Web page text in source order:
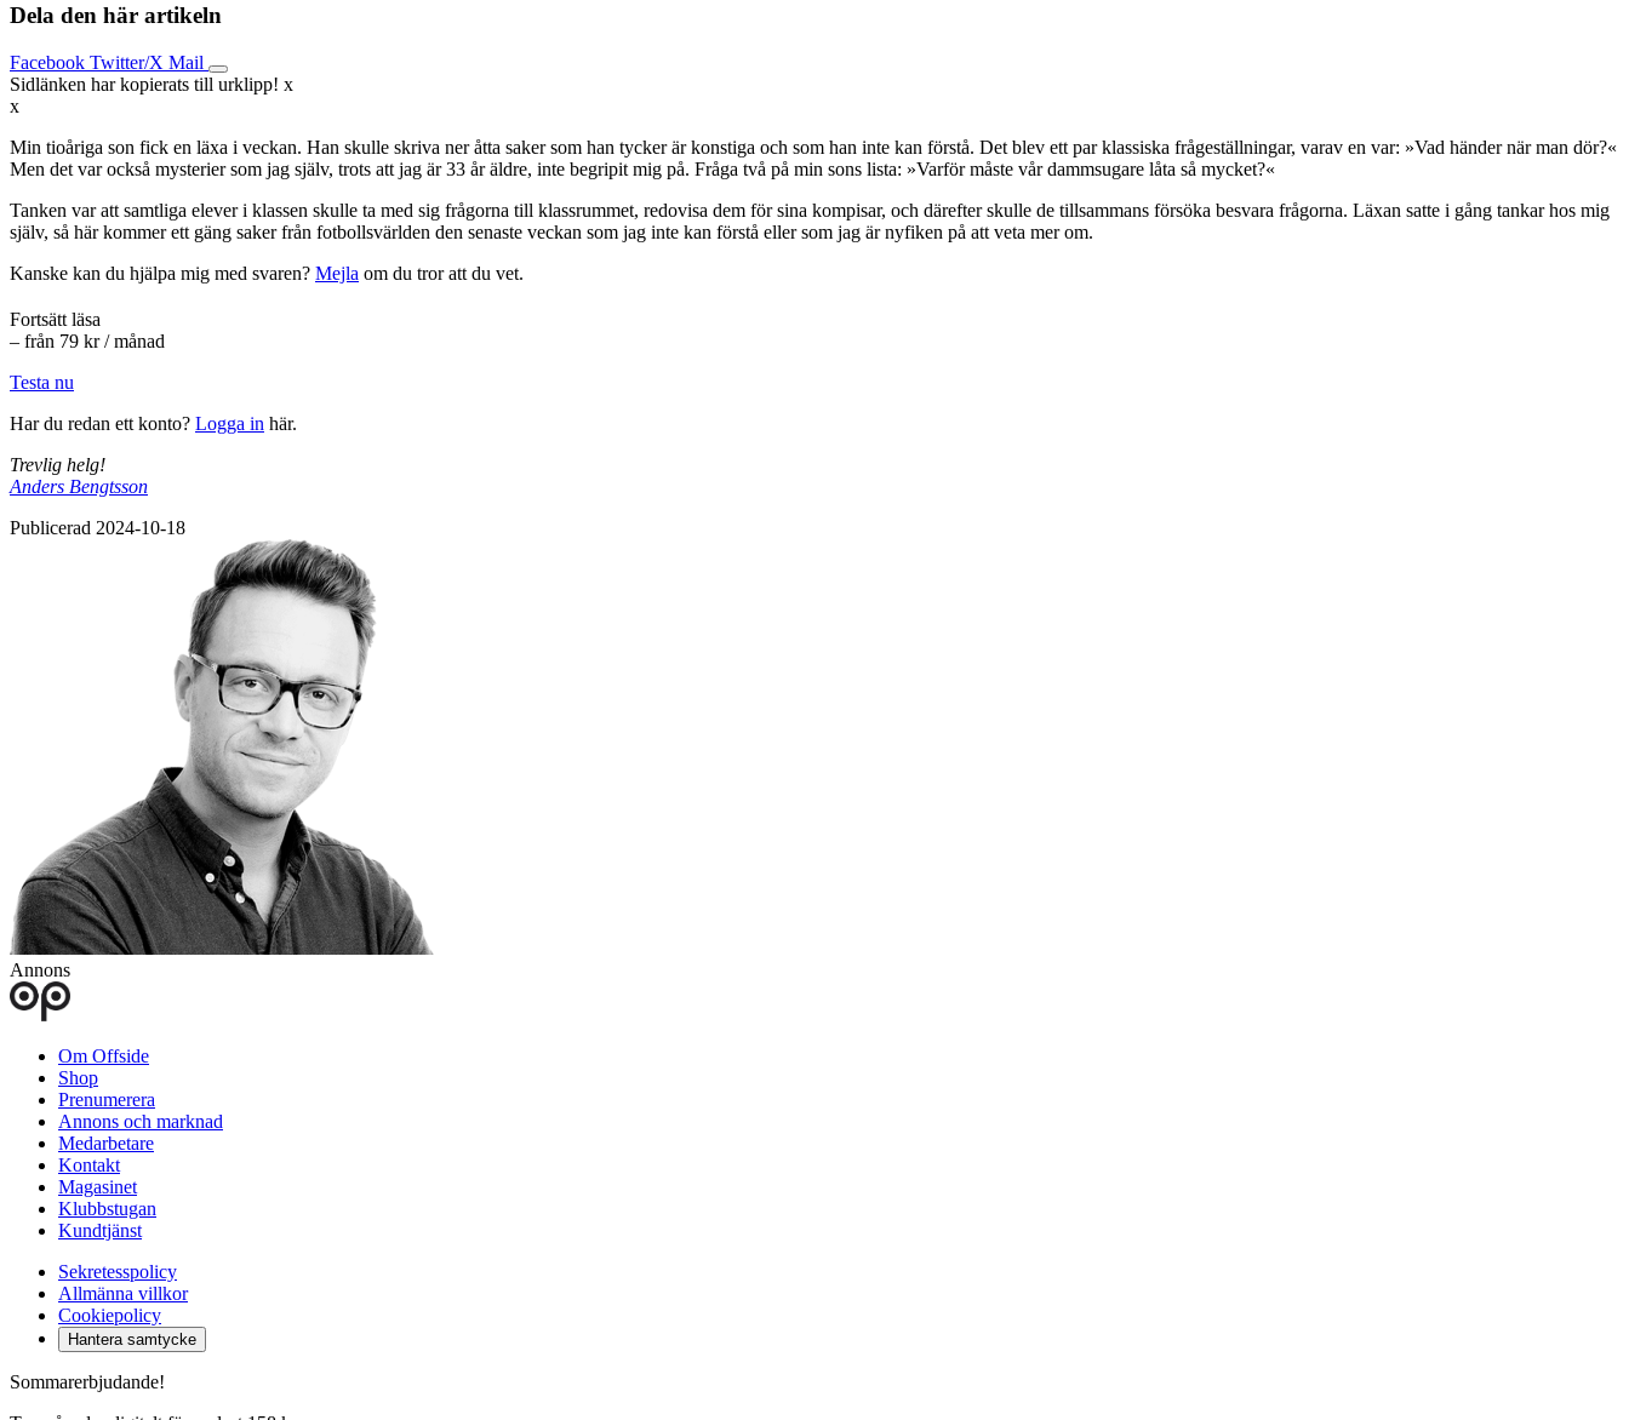
Dela den här artikeln
Facebook Twitter/X Mail
Sidlänken har kopierats till urklipp! x
x
Min tioåriga son fick en läxa i veckan. Han skulle skriva ner åtta saker som han tycker är konstiga och som han inte kan förstå. Det blev ett par klassiska frågeställningar, varav en var: »Vad händer när man dör?«
Men det var också mysterier som jag själv, trots att jag är 33 år äldre, inte begripit mig på. Fråga två på min sons lista: »Varför måste vår dammsugare låta så mycket?«
Tanken var att samtliga elever i klassen skulle ta med sig frågorna till klassrummet, redovisa dem för sina kompisar, och därefter skulle de tillsammans försöka besvara frågorna. Läxan satte i gång tankar hos mig
själv, så här kommer ett gäng saker från fotbollsvärlden den senaste veckan som jag inte kan förstå eller som jag är nyfiken på att veta mer om.
Kanske kan du hjälpa mig med svaren? Mejla om du tror att du vet.
Fortsätt läsa
– från 79 kr / månad
Testa nu
Har du redan ett konto? Logga in här.
Trevlig helg!
Anders Bengtsson
Publicerad 2024-10-18
Annons
Om Offside
Shop
Prenumerera
Annons och marknad
Medarbetare
Kontakt
Magasinet
Klubbstugan
Kundtjänst
Sekretesspolicy
Allmänna villkor
Cookiepolicy
Hantera samtycke
Sommarerbjudande!